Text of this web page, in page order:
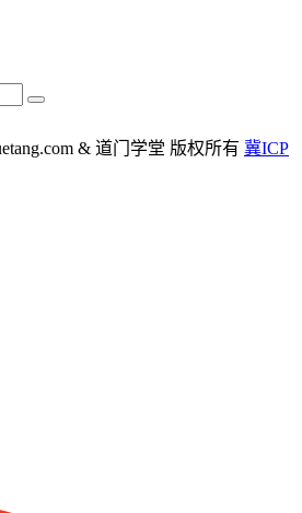
& 道门学堂 版权所有 冀ICP